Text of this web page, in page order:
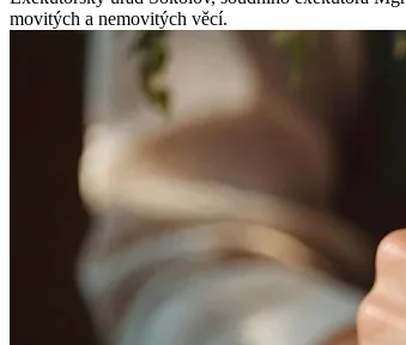
movitých a nemovitých věcí.